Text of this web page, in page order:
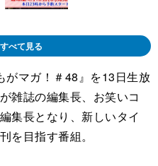
べて見る
マガ！＃48』を13日生放
雑誌の編集長、お笑いコ
集長となり、新しいタイ
を目指す番組。